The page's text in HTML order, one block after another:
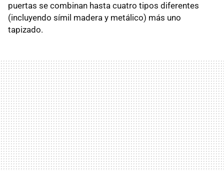
puertas se combinan hasta cuatro tipos diferentes
(incluyendo símil madera y metálico) más uno
tapizado.